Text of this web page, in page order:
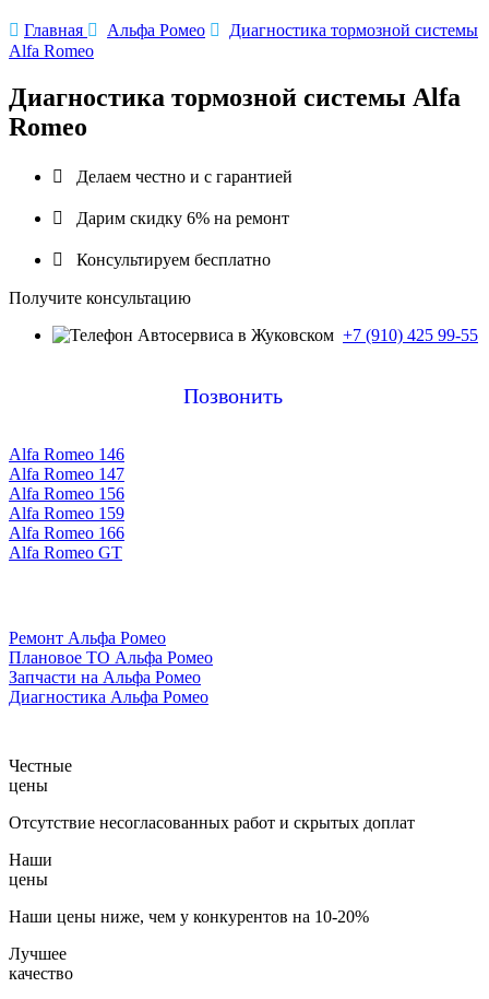
 Главная  Альфа Ромео 
Диагностика тормозной системы
Alfa Romeo
Диагностика тормозной системы Alfa
Romeo
 Делаем честно и с гарантией
 Дарим скидку 6% на ремонт
 Консультируем бесплатно
Получите консультацию
+7 (910) 425 99-55
Позвонить
Alfa Romeo 146
Alfa Romeo 147
Alfa Romeo 156
Alfa Romeo 159
Alfa Romeo 166
Alfa Romeo GT
Ремонт Альфа Ромео
Плановое ТО Альфа Ромео
Запчасти на Альфа Ромео
Диагностика Альфа Ромео
Честные
цены
Отсутствие несогласованных работ и скрытых доплат
Наши
цены
Наши цены ниже, чем у конкурентов на 10-20%
Лучшее
качество